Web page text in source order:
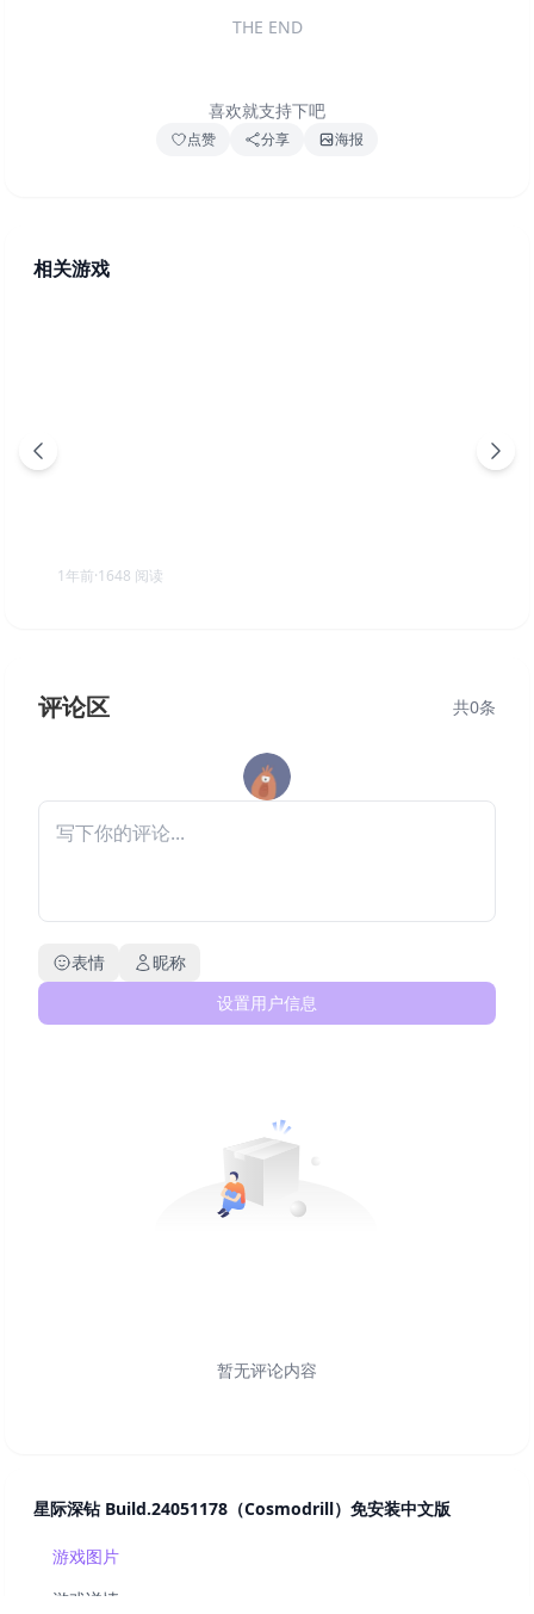
THE END
喜欢就支持下吧
点赞 分享 海报
相关游戏
1年前·1648 阅读
评论区 共0条
表情
昵称
设置用户信息
暂无评论内容
星际深钻 Build.24051178（Cosmodrill）免安装中文版
游戏图片
游戏详情